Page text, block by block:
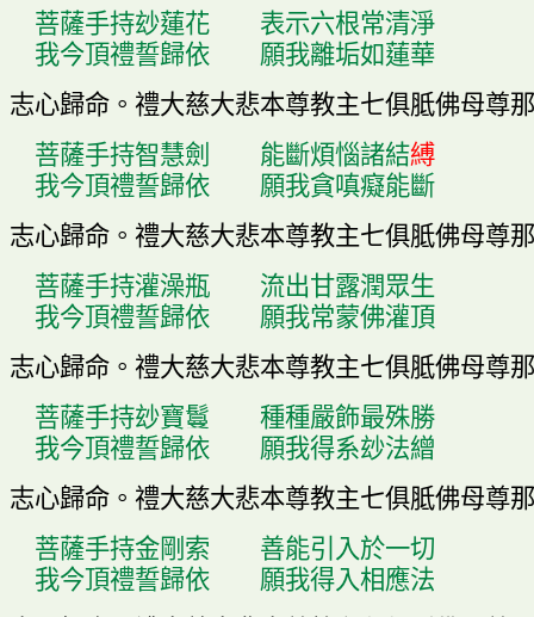
菩薩手持玅蓮花
表示六根常清淨
我今頂禮誓歸依
願我離垢如蓮華
志心歸命。 禮大慈大悲本尊教主七俱胝佛母尊
菩薩手持智慧劍 能斷煩惱諸結縛
我今頂禮誓歸依
願我貪嗔癡能斷
志心歸命。 禮大慈大悲本尊教主七俱胝佛母尊
菩薩手持灌澡瓶
流出甘露潤眾生
我今頂禮誓歸依
願我常蒙佛灌頂
志心歸命。 禮大慈大悲本尊教主七俱胝佛母尊
菩薩手持玅寶鬘 種種嚴飾最殊勝
我今頂禮誓歸依
願我得系玅法繒
志心歸命。 禮大慈大悲本尊教主七俱胝佛母尊
菩薩手持金剛索
善能引入於一切
我今頂禮誓歸依
願我得入相應法